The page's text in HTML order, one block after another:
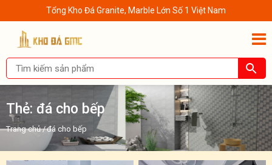
Tổng Kho Đá Granite, Marble Lớn Số 1 Việt Nam
Thẻ: đá cho bếp
Trang chủ/đá cho bếp